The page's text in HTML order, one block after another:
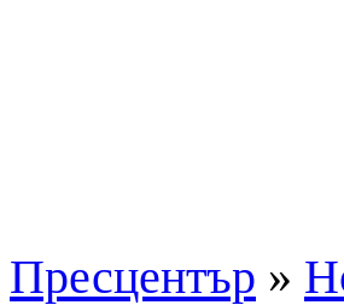
Пресцентър »